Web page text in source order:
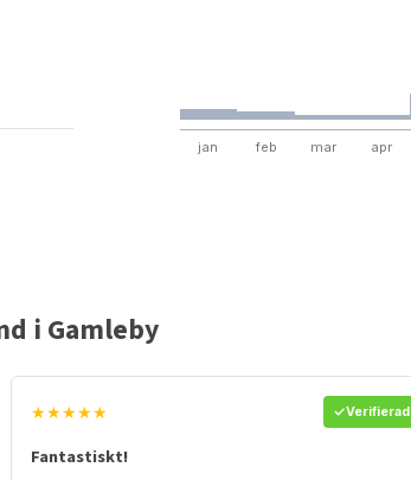
jan feb mar apr
i Gamleby
★★★★★ Verifierad
Fantastiskt!